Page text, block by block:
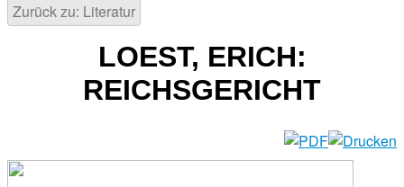
Zurück zu: Literatur
LOEST, ERICH:
REICHSGERICHT